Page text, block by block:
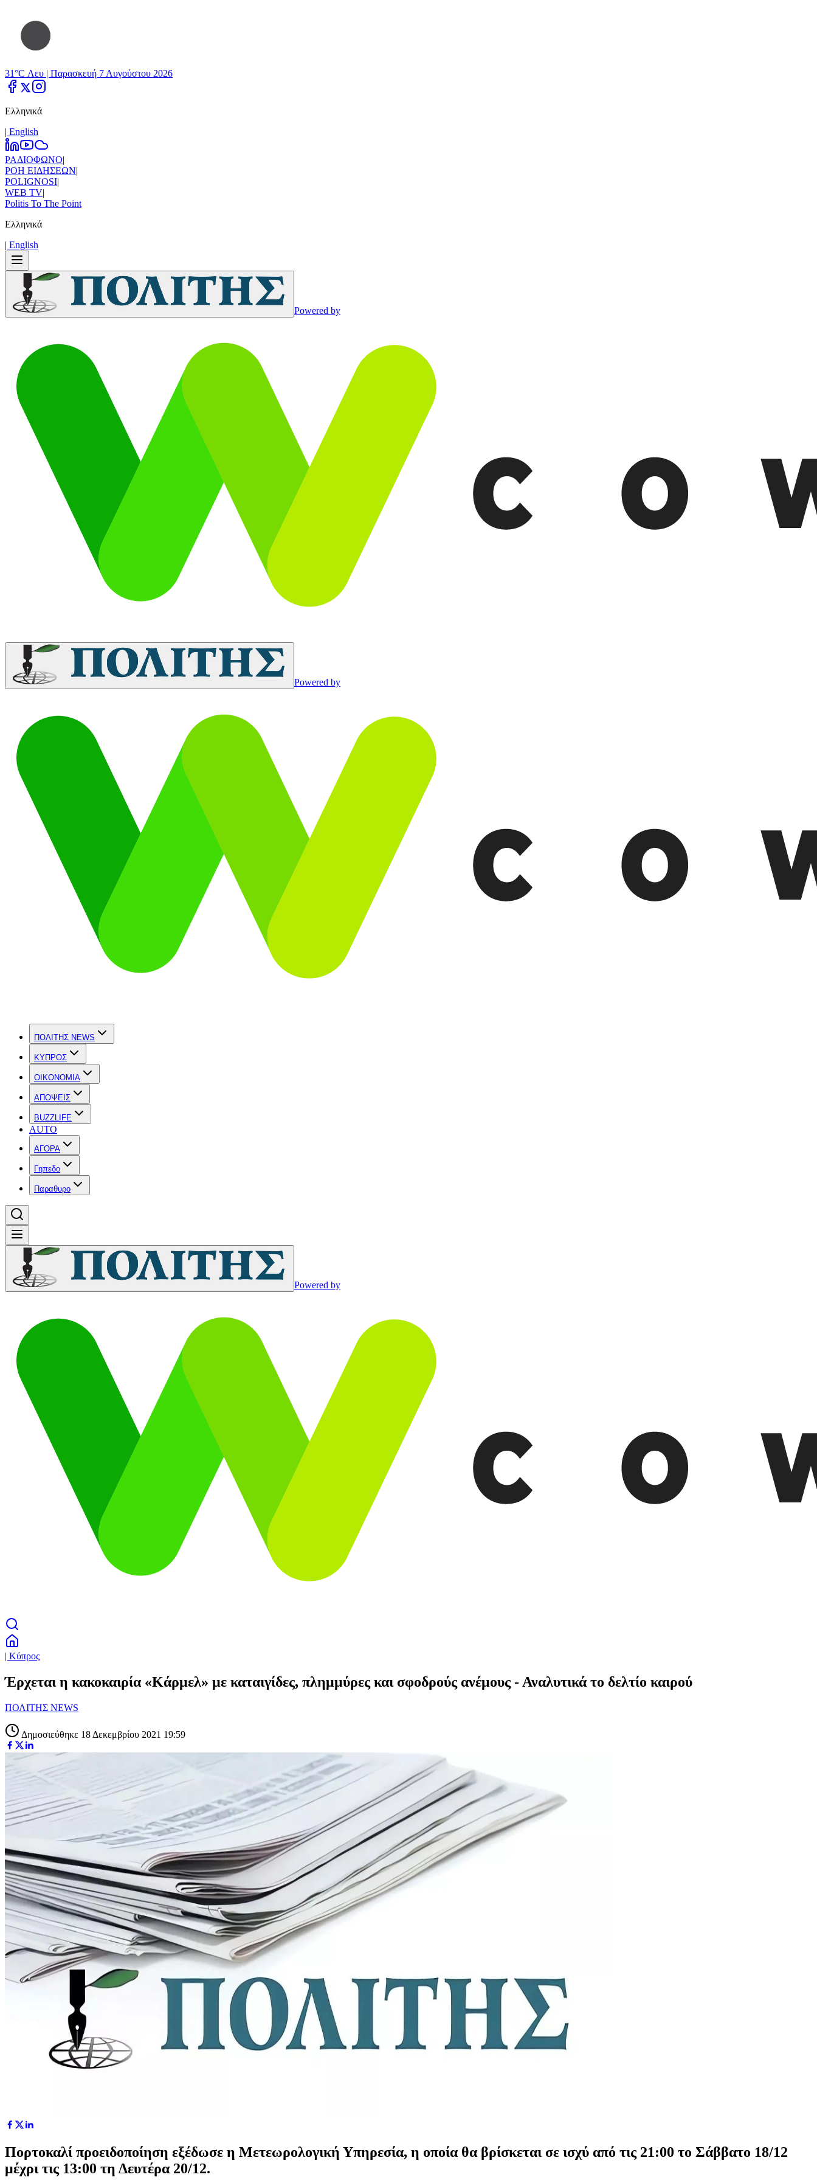
31°C Λευ | Παρασκευή 7 Αυγούστου 2026
Ελληνικά
| Εnglish
ΡΑΔΙΟΦΩΝΟ|
ΡΟΗ ΕΙΔΗΣΕΩΝ|
POLIGNOSI|
WEB TV|
Politis To The Point
Ελληνικά
| Εnglish
Powered by
Powered by
ΠΟΛΙΤΗΣ NEWS
ΚΥΠΡΟΣ
OIKONOMIA
ΑΠΟΨΕΙΣ
BUZZLIFE
AUTO
ΑΓΟΡΑ
Γηπεδο
Παραθυρο
Powered by
| Κύπρος
Έρχεται η κακοκαιρία «Κάρμελ» με καταιγίδες, πλημμύρες και σφοδρούς ανέμους - Αναλυτικά το δελτίο καιρού
ΠΟΛΙΤΗΣ NEWS
Δημοσιεύθηκε 18 Δεκεμβρίου 2021 19:59
Πορτοκαλί προειδοποίηση εξέδωσε η Μετεωρολογική Υπηρεσία, η οποία θα βρίσκεται σε ισχύ από τις 21:00 το Σάββατο 18/12
μέχρι τις 13:00 τη Δευτέρα 20/12.